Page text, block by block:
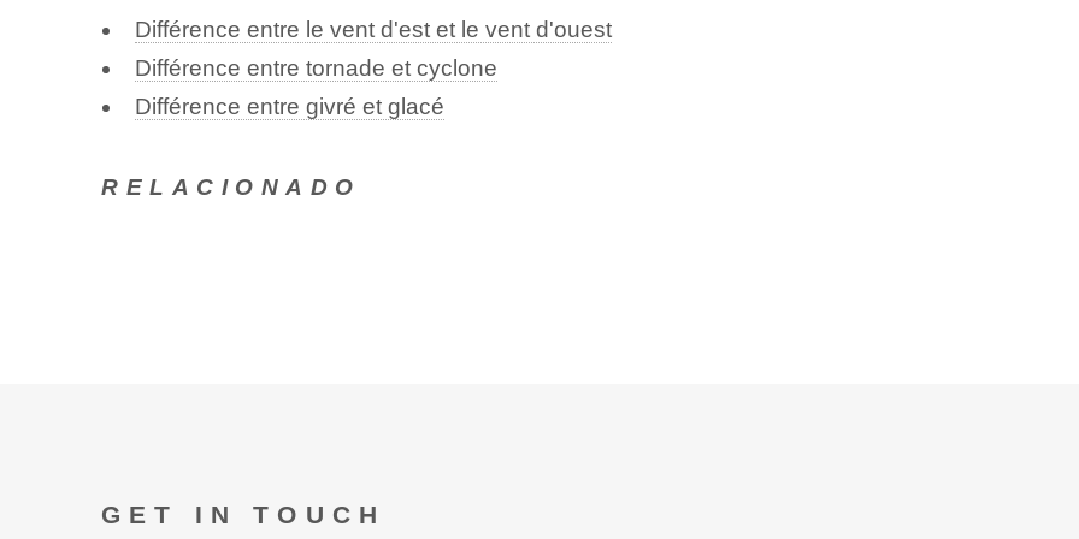
Différence entre le vent d'est et le vent d'ouest
Différence entre tornade et cyclone
Différence entre givré et glacé
RELACIONADO
GET IN TOUCH